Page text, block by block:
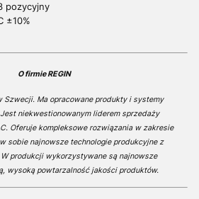
pozycyjny
±10%
O firmie REGIN
Szwecji. Ma opracowane produkty i systemy
niekwestionowanym liderem sprzedaży
Oferuje kompleksowe rozwiązania w zakresie
sobie najnowsze technologie produkcyjne z
produkcji wykorzystywane są najnowsze
wysoką powtarzalność jakości produktów.